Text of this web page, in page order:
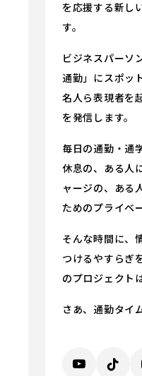
を応援する新し
す。
ビジネスパーソ
通勤」にスポッ
名人ら表現者を
を発信します。
毎日の通勤・通
休息の、ある人
ャージの、ある
ためのプライベ
そんな時間に、
つけるやすらぎ
のプロジェクト
さあ、通勤タイ